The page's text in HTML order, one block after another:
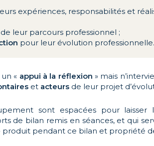
expériences, responsabilités et
de leur parcours professionnel ;
pour leur évolution
« appui à la réflexion » mais
et acteurs de leur projet
sont espacées pour
de bilan remis en séances, et qui
produit pendant ce bilan et propriété